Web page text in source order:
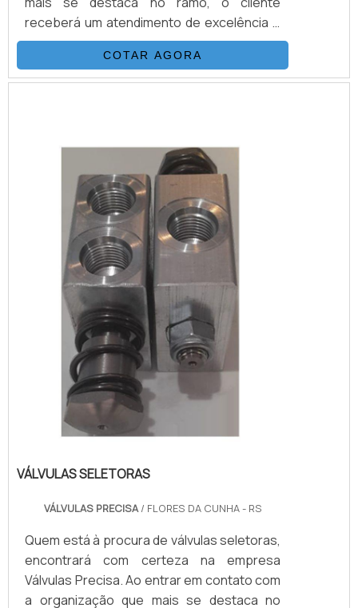
receberá um atendimento de excelência e
terá a garantia de adquirir produtos que
solucionem qualquer demanda.Quando a
procura é por conexão de inox, com a
diversas opções de pagamento.MAIS
DETALHES SOBRE CO...
COTAR AGORA
VÁLVULAS SELETORAS
VÁLVULAS PRECISA/ FLORES DA CUNHA - RS
Quem está à procura de válvulas seletoras,
encontrará com certeza na empresa
Válvulas Precisa. Ao entrar em contato com
a organização que mais se destaca no